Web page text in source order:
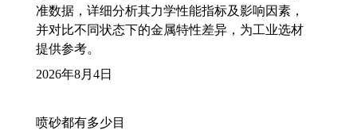
准数据，详细分析其力学性能指标及影响因素，
并对比不同状态下的金属特性差异，为工业选材
提供参考。
2026年8月4日
喷砂都有多少目